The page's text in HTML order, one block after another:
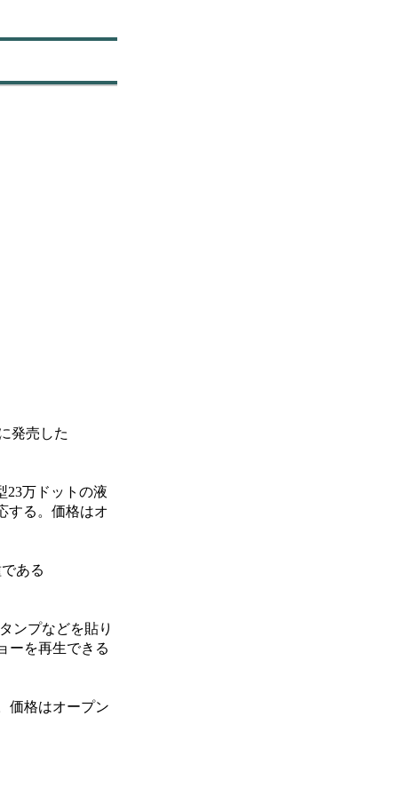
発売した
23万ドットの液
する。価格はオ
ある
ンプなどを貼り
ーを再生できる
価格はオープン